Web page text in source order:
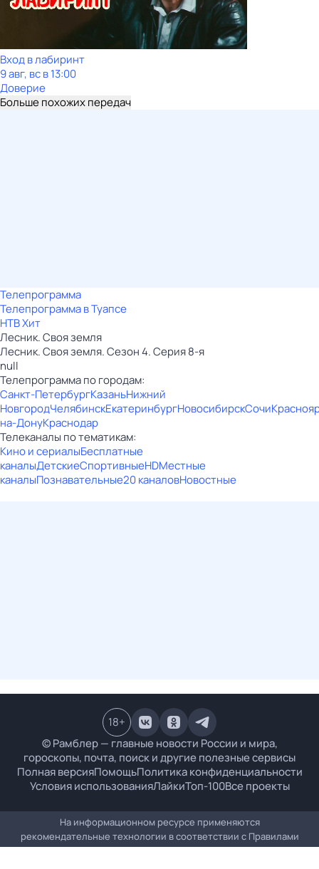
Вход в лабиринт
9 авг, вс в 13:00
Доверие
Больше похожих передач
Телепрограмма
Телепрограмма в Туапсе
НТВ Хит
Лесник. Своя земля
Лесник. Своя земля. Сезон 4. Серия 8-я
null
Телепрограмма по городам:
Санкт-ПетербургКазаньНижний
НовгородЧелябинскЕкатеринбургНовосибирскСочи
на-ДонуКраснодар
Телеканалы по тематикам:
Кино и сериалыБесплатные
каналыДетскиеСпортивныеHDМестные
каналыПознавательные20 каналовНовостные
© Рамблер — главные новости России и мира,
гороскопы, почта, поиск и другие полезные сервисы
Полная версияПомощьПолитика конфиденциальности
Условия использованияЛайкиТоп-100Все проекты
18+
На информационном ресурсе применяются
рекомендательные технологии в соответствии с Правилами